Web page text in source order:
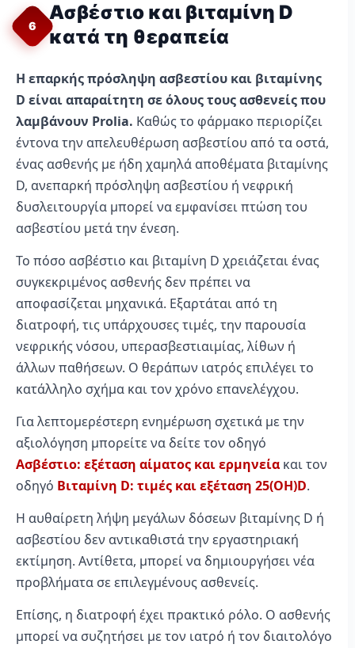
6
Ασβέστιο και βιταμίνη D
κατά τη θεραπεία
Η επαρκής πρόσληψη ασβεστίου και βιταμίνης
D είναι απαραίτητη σε όλους τους ασθενείς που
λαμβάνουν Prolia. Καθώς το φάρμακο περιορίζει
έντονα την απελευθέρωση ασβεστίου από τα οστά,
ένας ασθενής με ήδη χαμηλά αποθέματα βιταμίνης
D, ανεπαρκή πρόσληψη ασβεστίου ή νεφρική
δυσλειτουργία μπορεί να εμφανίσει πτώση του
ασβεστίου μετά την ένεση.
Το πόσο ασβέστιο και βιταμίνη D χρειάζεται ένας
συγκεκριμένος ασθενής δεν πρέπει να
αποφασίζεται μηχανικά. Εξαρτάται από τη
διατροφή, τις υπάρχουσες τιμές, την παρουσία
νεφρικής νόσου, υπερασβεστιαιμίας, λίθων ή
άλλων παθήσεων. Ο θεράπων ιατρός επιλέγει το
κατάλληλο σχήμα και τον χρόνο επανελέγχου.
Για λεπτομερέστερη ενημέρωση σχετικά με την
αξιολόγηση μπορείτε να δείτε τον οδηγό
Ασβέστιο: εξέταση αίματος και ερμηνεία και τον
οδηγό Βιταμίνη D: τιμές και εξέταση 25(OH)D.
Η αυθαίρετη λήψη μεγάλων δόσεων βιταμίνης D ή
ασβεστίου δεν αντικαθιστά την εργαστηριακή
εκτίμηση. Αντίθετα, μπορεί να δημιουργήσει νέα
προβλήματα σε επιλεγμένους ασθενείς.
Επίσης, η διατροφή έχει πρακτικό ρόλο. Ο ασθενής
μπορεί να συζητήσει με τον ιατρό ή τον διαιτολόγο